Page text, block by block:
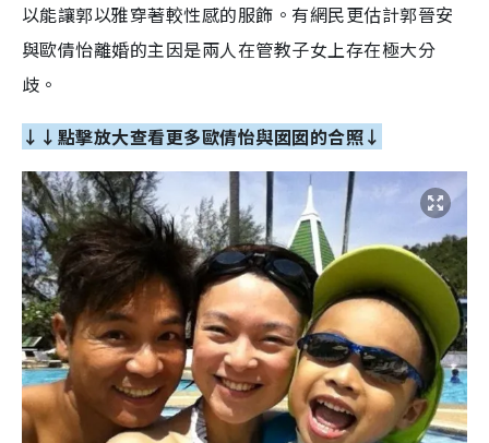
以能讓郭以雅穿著較性感的服飾。有網民更估計郭晉安
與歐倩怡離婚的主因是兩人在管教子女上存在極大分
歧。
↓↓點擊放大查看更多歐倩怡與囡囡的合照↓